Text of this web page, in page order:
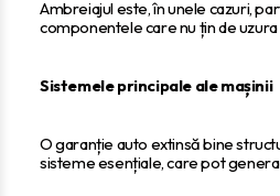
Ambreiajul este, în unele cazuri,
componentele care nu țin de
Sistemele principale ale mașinii
O garanție auto extinsă bine
sisteme esențiale, care pot